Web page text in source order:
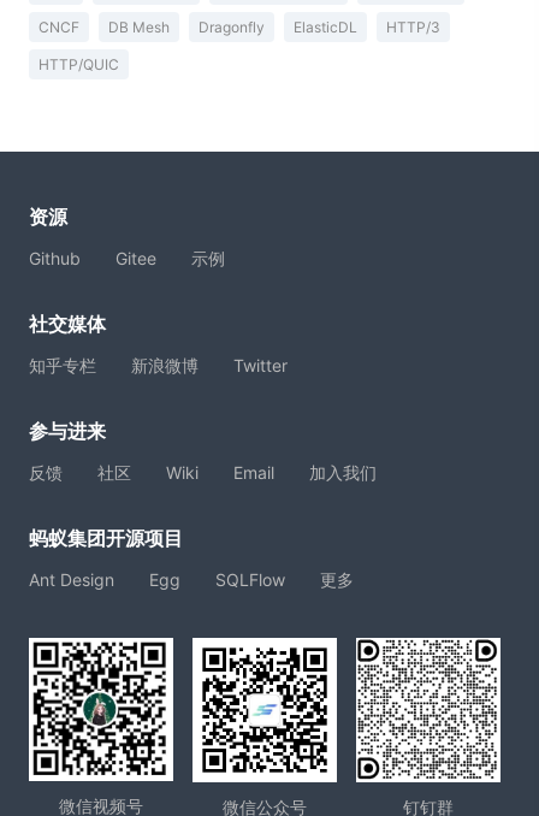
CNCF DB Mesh Dragonfly ElasticDL HTTP/3
HTTP/QUIC
资源
Github Gitee 示例
社交媒体
知乎专栏 新浪微博 Twitter
参与进来
反馈 社区 Wiki Email 加入我们
蚂蚁集团开源项目
Ant Design Egg SQLFlow 更多
微信视频号 微信公众号 钉钉群